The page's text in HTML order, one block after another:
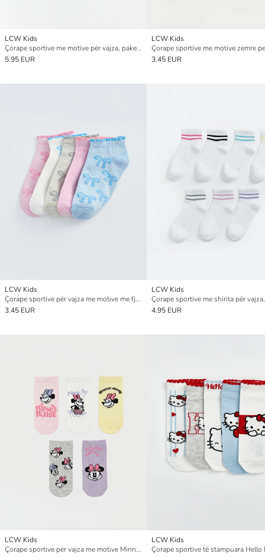
LCW Kids
Çorape sportive me motive për vajza, paketim 7-copësh
5.95 EUR
LCW Kids
3.45 EUR
LCW Kids
Çorape sportive për vajza me motive me fjongo, pesë-pako
3.45 EUR
LCW Kids
4.95 EUR
LCW Kids
Çorape sportive për vajza me motive Minnie Mouse, pesë-pako
LCW Kids